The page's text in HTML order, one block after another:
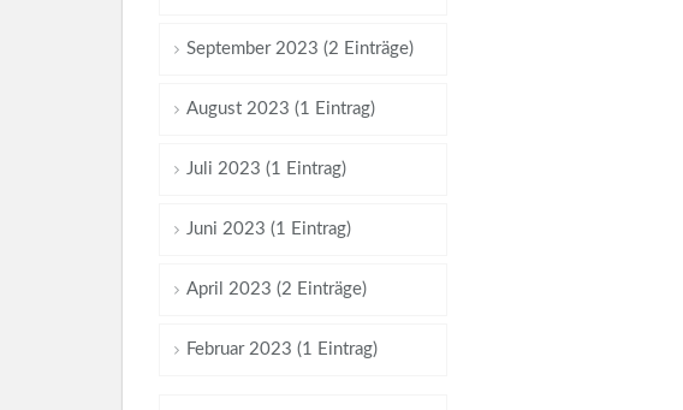
September 2023 (2 Einträge)
August 2023 (1 Eintrag)
Juli 2023 (1 Eintrag)
Juni 2023 (1 Eintrag)
April 2023 (2 Einträge)
Februar 2023 (1 Eintrag)